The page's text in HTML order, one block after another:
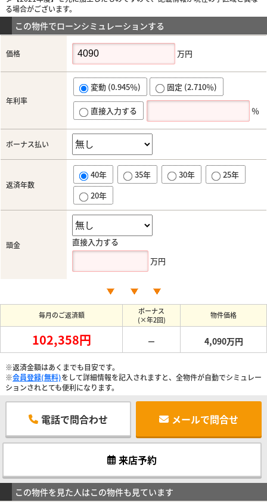
る場合がございます。
この物件でローンシミュレーションする
価格 万円
年利率
変動 (0.945％) 固定 (2.710％)
直接入力する ％
ボーナス払い
返済年数
40年 35年 30年
25年
20年
頭金
直接入力する
万円
毎月のご返済額
ボーナス
(×年2回)
物件価格
102,358円 － 4,090万円
※返済金額はあくまでも目安です。
※会員登録(無料)をして詳細情報を記入されますと、全物件が自動でシミュレー
ションされとても便利になります。
電話で問合わせ メールで問合せ
来店予約
この物件を見た人はこの物件も見ています